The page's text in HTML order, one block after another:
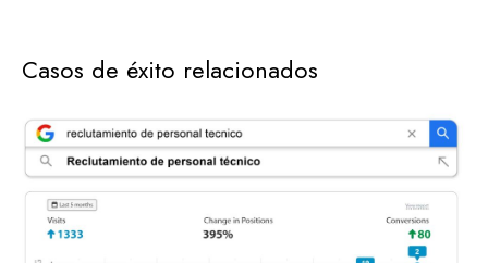
en un sólo enlace clave.
Enlaces fortificados
Agendar cita
Casos de éxito relacionados